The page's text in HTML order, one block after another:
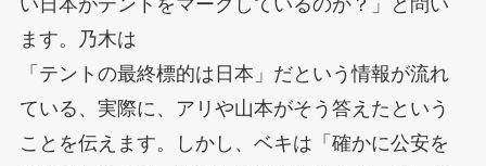
い日本がテントをマークしているのか？」と問い
ます。乃木は
「テントの最終標的は日本」だという情報が流れ
ている、実際に、アリや山本がそう答えたという
ことを伝えます。しかし、ベキは「確かに公安を